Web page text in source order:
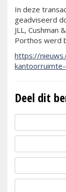
In deze
geadviseerd
JLL, Cushman
Porthos werd
https://
Deel dit